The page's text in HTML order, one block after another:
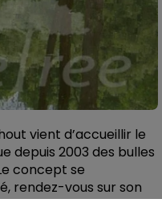
vient d’accueillir le
depuis 2003 des bulles
concept se
rendez-vous sur son